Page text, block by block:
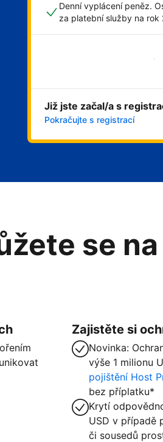
Denní vyplácení peněz.
za platební služby na rok
Začít hned
Již jste začal/a s
Pokračujte s registrací
se
Zajistěte si
Novinka:
výše 1 milionu
pojištění Host
bez příplatku*
Krytí
USD v případě
či sousedů